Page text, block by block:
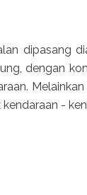
dipasang
dengan
kendaraan -